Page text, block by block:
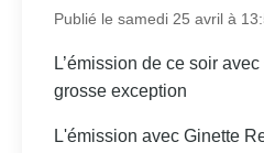
Publié le samedi 25 avril à
L’émission de ce soir
grosse exception
L'émission avec Ginette